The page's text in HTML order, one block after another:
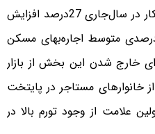
که حداقل حقوق بر اساس قانون کار در سال‌جاری 27‌درصد افزایش
است، افزایش 42 تا 50 درصدی متوسط اجاره‌‌‌‌بهای مسکن
خارج شدن این بخش از بازار
خانوارهای مستاجر در پایتخت
علامت از وجود تورم بالا در